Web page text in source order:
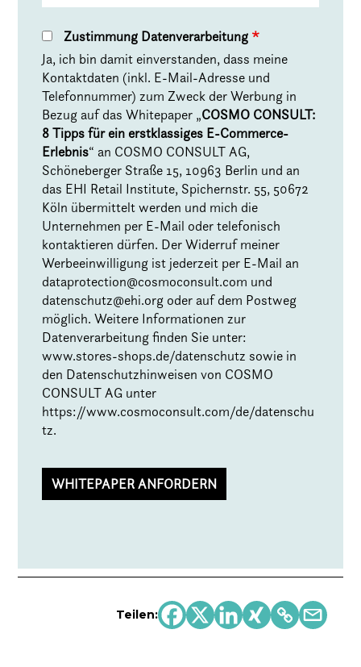
Zustimmung Datenverarbeitung *
Ja, ich bin damit einverstanden, dass meine
Kontaktdaten (inkl. E-Mail-Adresse und
Telefonnummer) zum Zweck der Werbung in
Bezug auf das Whitepaper „COSMO CONSULT:
8 Tipps für ein erstklassiges E-Commerce-
Erlebnis“ an COSMO CONSULT AG,
Schöneberger Straße 15, 10963 Berlin und an
das EHI Retail Institute, Spichernstr. 55, 50672
Köln übermittelt werden und mich die
Unternehmen per E-Mail oder telefonisch
kontaktieren dürfen. Der Widerruf meiner
Werbeeinwilligung ist jederzeit per E-Mail an
dataprotection@cosmoconsult.com und
datenschutz@ehi.org oder auf dem Postweg
möglich. Weitere Informationen zur
Datenverarbeitung finden Sie unter:
www.stores-shops.de/datenschutz sowie in
den Datenschutzhinweisen von COSMO
CONSULT AG unter
https://www.cosmoconsult.com/de/datenschu
tz.
Teilen: